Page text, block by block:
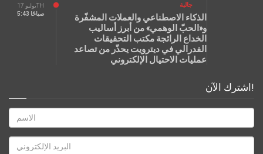
يوليو 17TH
5:43 صباحًا
جالية
الذكاء الاصطناعي والعملات المشفّرة
و«الحبّ الوهمي» من أبرز أساليب
الخداع الرائجة مكتب التحقيقات
الفدرالي في ديترويت يحذّر من تصاعد
عمليات الاحتيال الإلكتروني
اشترك الآن!